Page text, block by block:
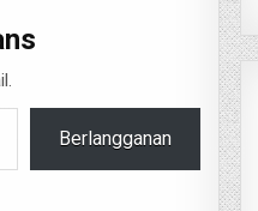
Berlangganan